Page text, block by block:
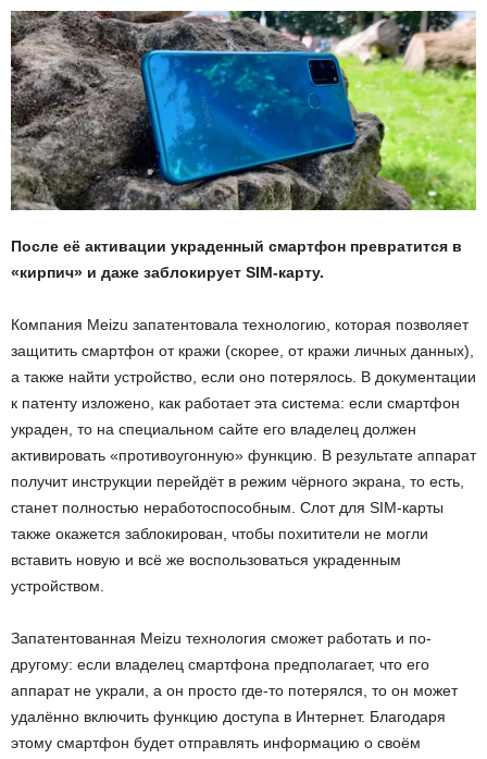
После её активации украденный смартфон превратится в
«кирпич» и даже заблокирует SIM-карту.
Компания Meizu запатентовала технологию, которая позволяет
защитить смартфон от кражи (скорее, от кражи личных данных),
а также найти устройство, если оно потерялось. В документации
к патенту изложено, как работает эта система: если смартфон
украден, то на специальном сайте его владелец должен
активировать «противоугонную» функцию. В результате аппарат
получит инструкции перейдёт в режим чёрного экрана, то есть,
станет полностью неработоспособным. Слот для SIM-карты
также окажется заблокирован, чтобы похитители не могли
вставить новую и всё же воспользоваться украденным
устройством.
Запатентованная Meizu технология сможет работать и по-
другому: если владелец смартфона предполагает, что его
аппарат не украли, а он просто где-то потерялся, то он может
удалённо включить функцию доступа в Интернет. Благодаря
этому смартфон будет отправлять информацию о своём